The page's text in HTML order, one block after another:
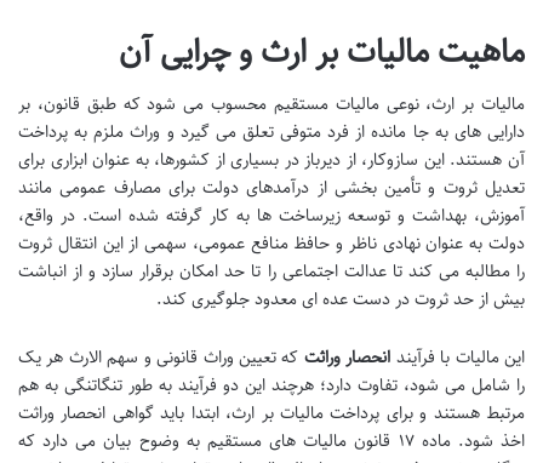
ماهیت مالیات بر ارث و چرایی آن
مالیات بر ارث، نوعی مالیات مستقیم محسوب می شود که طبق قانون، بر
دارایی های به جا مانده از فرد متوفی تعلق می گیرد و وراث ملزم به پرداخت
آن هستند. این سازوکار، از دیرباز در بسیاری از کشورها، به عنوان ابزاری برای
تعدیل ثروت و تأمین بخشی از درآمدهای دولت برای مصارف عمومی مانند
آموزش، بهداشت و توسعه زیرساخت ها به کار گرفته شده است. در واقع،
دولت به عنوان نهادی ناظر و حافظ منافع عمومی، سهمی از این انتقال ثروت
را مطالبه می کند تا عدالت اجتماعی را تا حد امکان برقرار سازد و از انباشت
بیش از حد ثروت در دست عده ای معدود جلوگیری کند.
این مالیات با فرآیند انحصار وراثت که تعیین وراث قانونی و سهم الارث هر یک
را شامل می شود، تفاوت دارد؛ هرچند این دو فرآیند به طور تنگاتنگی به هم
مرتبط هستند و برای پرداخت مالیات بر ارث، ابتدا باید گواهی انحصار وراثت
اخذ شود. ماده ۱۷ قانون مالیات های مستقیم به وضوح بیان می دارد که